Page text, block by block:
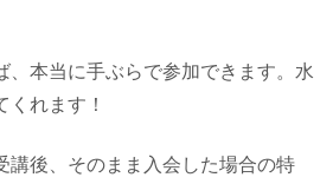
、本当に手ぶらで参加できます。水
くれます！
講後、そのまま入会した場合の特